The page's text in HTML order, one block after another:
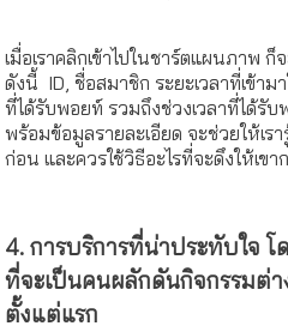
เมื่อเราคลิกเข้าไปในชาร์ตแผนภาพ
ดังนี้ ID, ชื่อสมาชิก ระยะเวลาที่เข้า
ที่ได้รับพอยท์ รวมถึงช่วงเวลาที่ได้รั
พร้อมข้อมูลรายละเอียด จะช่วยให้เร
ก่อน และควรใช้วิธีอะไรที่จะดึงให้เข
4. การบริการที่น่าประทับใจ
ที่จะเป็นคนผลักดันกิจกรรมต่
ตั้งแต่แรก